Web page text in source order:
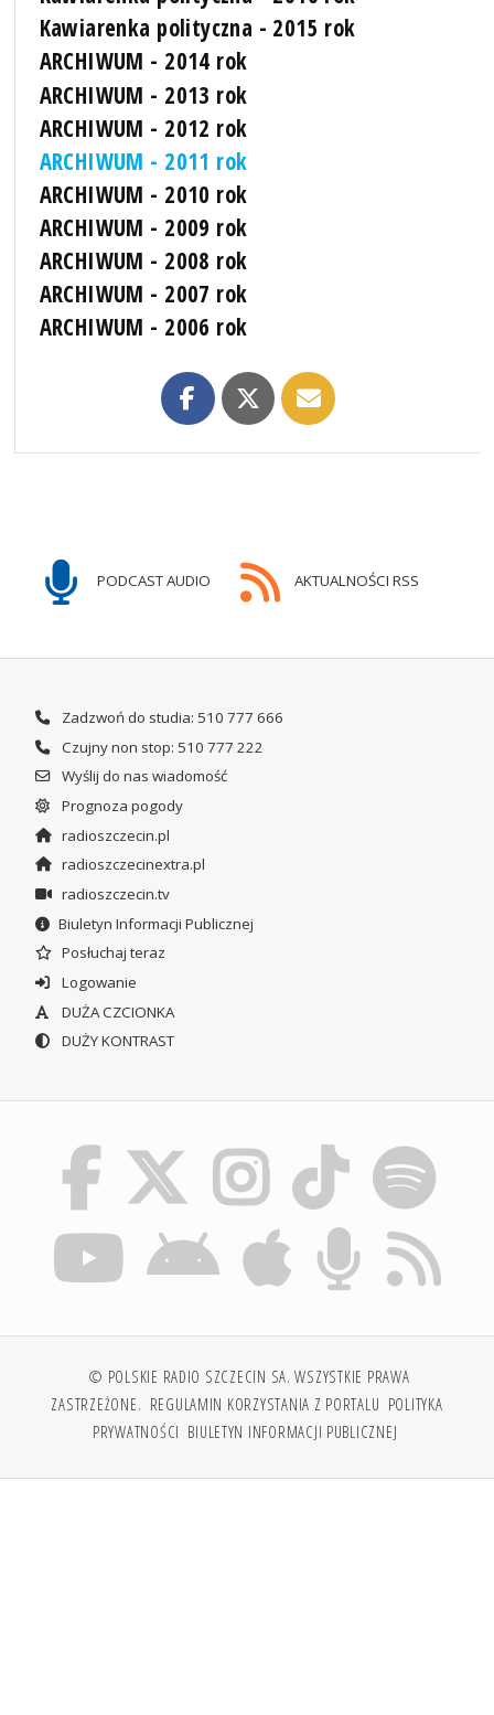
Kawiarenka polityczna - 2015 rok
ARCHIWUM - 2014 rok
ARCHIWUM - 2013 rok
ARCHIWUM - 2012 rok
ARCHIWUM - 2011 rok
ARCHIWUM - 2010 rok
ARCHIWUM - 2009 rok
ARCHIWUM - 2008 rok
ARCHIWUM - 2007 rok
ARCHIWUM - 2006 rok
PODCAST AUDIO AKTUALNOŚCI RSS
Zadzwoń do studia: 510 777 666
Czujny non stop: 510 777 222
Wyślij do nas wiadomość
Prognoza pogody
radioszczecin.pl
radioszczecinextra.pl
radioszczecin.tv
Biuletyn Informacji Publicznej
Posłuchaj teraz
Logowanie
DUŻA CZCIONKA
DUŻY KONTRAST
© POLSKIE RADIO SZCZECIN SA. WSZYSTKIE PRAWA
ZASTRZEŻONE. REGULAMIN KORZYSTANIA Z PORTALU POLITYKA
PRYWATNOŚCI BIULETYN INFORMACJI PUBLICZNEJ